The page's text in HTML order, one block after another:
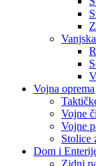
Vojna oprema
Vojne
Vojne
Stolice
Dom i
Zidni